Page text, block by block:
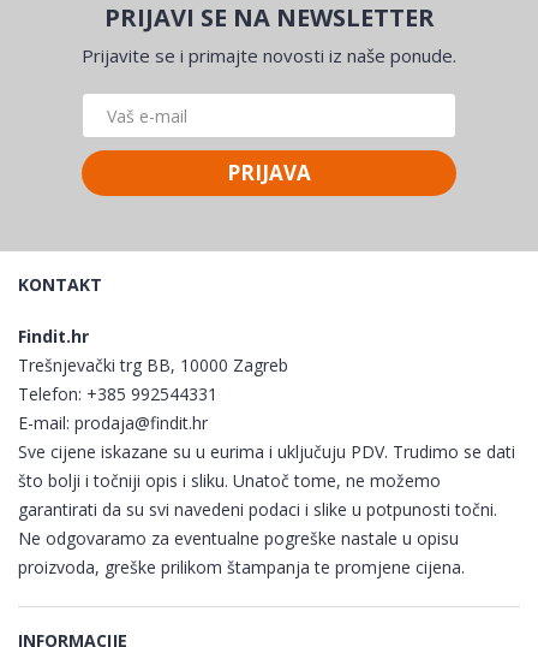
PRIJAVI SE NA NEWSLETTER
Prijavite se i primajte novosti iz naše ponude.
PRIJAVA
KONTAKT
Findit.hr
Trešnjevački trg BB, 10000 Zagreb
Telefon: +385 992544331
E-mail: prodaja@findit.hr
Sve cijene iskazane su u eurima i uključuju PDV. Trudimo se dati
što bolji i točniji opis i sliku. Unatoč tome, ne možemo
garantirati da su svi navedeni podaci i slike u potpunosti točni.
Ne odgovaramo za eventualne pogreške nastale u opisu
proizvoda, greške prilikom štampanja te promjene cijena.
INFORMACIJE